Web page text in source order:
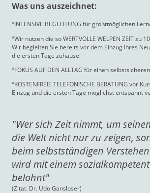
Was uns auszeichnet:
°INTENSIVE BEGLEITUNG für größtmöglichen
°Wir nutzen die so WERTVOLLE WELPEN ZEIT zu
Wir begleiten Sie bereits vor dem Einzug Ihres
die ersten Tage zuhause.
°FOKUS AUF DEN ALLTAG für einen
°KOSTENFREIE TELEFONISCHE BERATUNG vor
Einzug und die ersten Tage möglichst entspannt
"Wer sich Zeit nimmt, um
die Welt nicht nur zu zeigen,
beim selbstständigen
wird mit einem
belohnt"
(Zitat: Dr. Udo Gansloser)